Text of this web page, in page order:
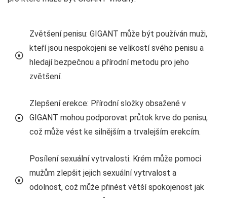
Zvětšení penisu: GIGANT může být používán muži,
kteří jsou nespokojeni se velikostí svého penisu a
hledají bezpečnou a přírodní metodu pro jeho
zvětšení.
Zlepšení erekce: Přírodní složky obsažené v
GIGANT mohou podporovat průtok krve do penisu,
což může vést ke silnějším a trvalejším erekcím.
Posílení sexuální vytrvalosti: Krém může pomoci
mužům zlepšit jejich sexuální vytrvalost a
odolnost, což může přinést větší spokojenost jak